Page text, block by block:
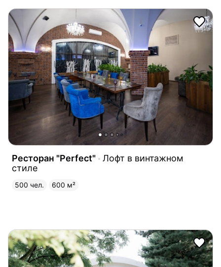
Ресторан "Perfect"
Лофт в винтажном
стиле
500 чел. 600 м²